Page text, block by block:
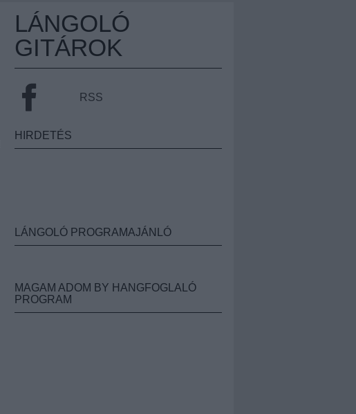
LÁNGOLÓ
GITÁROK
RSS
HIRDETÉS
LÁNGOLÓ PROGRAMAJÁNLÓ
MAGAM ADOM BY HANGFOGLALÓ
PROGRAM